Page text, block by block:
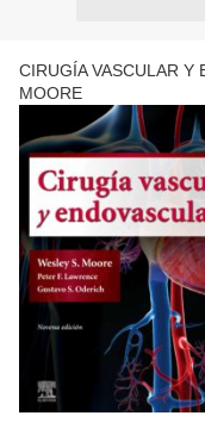
CIRUGÍA VASCULAR Y
MOORE